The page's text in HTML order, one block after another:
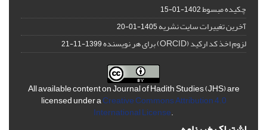
چکیده مبسوط1402-01-15
آخرین تغییرات سایت نشریه1405-01-20
لزوم اخذ کد ارکید (ORCID) برای هر نویسنده 1399-11-21
All available content on Journal of Hadith Studies (JHS) are
licensed under aCreative Commons Attribution 4.0
International License.